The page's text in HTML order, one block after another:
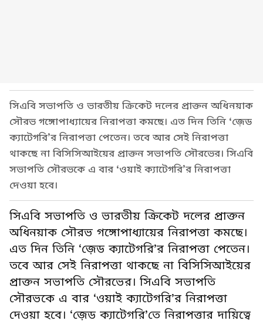
সিএবি সভাপতি ও ভারতীয় ক্রিকেট দলের প্রাক্তন অধিনয়াক
সৌরভ গঙ্গোপাধ্যায়ের নিরাপত্তা কমছে। এত দিন তিনি ‘জ়েড
ক্যাটেগরি’র নিরাপত্তা পেতেন। তবে আর সেই নিরাপত্তা
থাকছে না বিসিসিআইয়ের প্রাক্তন সভাপতি সৌরভের। সিএবি
সভাপতি সৌরভকে এ বার ‘ওয়াই ক্যাটেগরি’র নিরাপত্তা
দেওয়া হবে।
সিএবি সভাপতি ও ভারতীয় ক্রিকেট দলের প্রাক্তন
অধিনয়াক সৌরভ গঙ্গোপাধ্যায়ের নিরাপত্তা কমছে।
এত দিন তিনি ‘জ়েড ক্যাটেগরি’র নিরাপত্তা পেতেন।
তবে আর সেই নিরাপত্তা থাকছে না বিসিসিআইয়ের
প্রাক্তন সভাপতি সৌরভের। সিএবি সভাপতি
সৌরভকে এ বার ‘ওয়াই ক্যাটেগরি’র নিরাপত্তা
দেওয়া হবে। ‘জ়েড ক্যাটেগরি’তে নিরাপত্তার দায়িত্বে